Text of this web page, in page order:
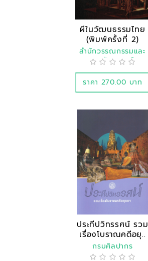
ผีในวัฒนธรรมไทย
(พิมพ์ครั้งที่ 2)
สำนักวรรณกรรมและ
ประวัติศาสตร์
ราคา 270.00 บาท
ประทีปวิทรรศน์ รวม
เรื่องโบราณคดีอยุ..
กรมศิลปากร